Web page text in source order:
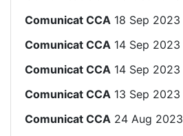
Comunicat CCA 18 Sep 2023
Comunicat CCA 14 Sep 2023
Comunicat CCA 14 Sep 2023
Comunicat CCA 13 Sep 2023
Comunicat CCA 24 Aug 2023